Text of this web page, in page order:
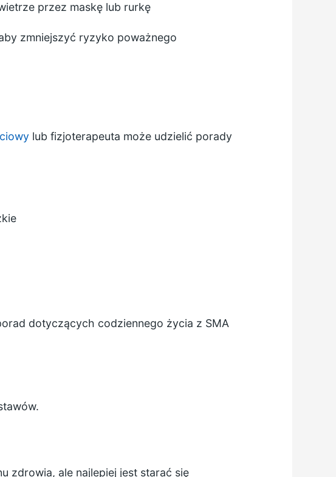
przez maskę lub rurkę
zmniejszyć ryzyko poważnego
lub fizjoterapeuta może udzielić porady
dotyczących codziennego życia z SMA
zdrowia, ale najlepiej jest starać się